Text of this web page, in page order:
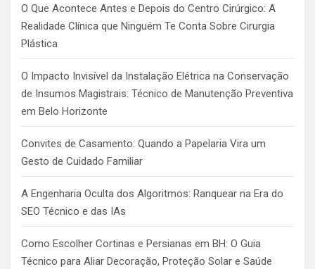
O Que Acontece Antes e Depois do Centro Cirúrgico: A
Realidade Clínica que Ninguém Te Conta Sobre Cirurgia
Plástica
O Impacto Invisível da Instalação Elétrica na Conservação
de Insumos Magistrais: Técnico de Manutenção Preventiva
em Belo Horizonte
Convites de Casamento: Quando a Papelaria Vira um
Gesto de Cuidado Familiar
A Engenharia Oculta dos Algoritmos: Ranquear na Era do
SEO Técnico e das IAs
Como Escolher Cortinas e Persianas em BH: O Guia
Técnico para Aliar Decoração, Proteção Solar e Saúde